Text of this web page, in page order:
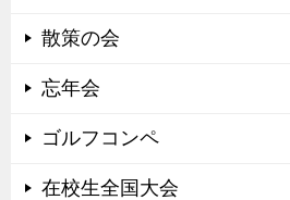
散策の会
忘年会
ゴルフコンペ
在校生全国大会